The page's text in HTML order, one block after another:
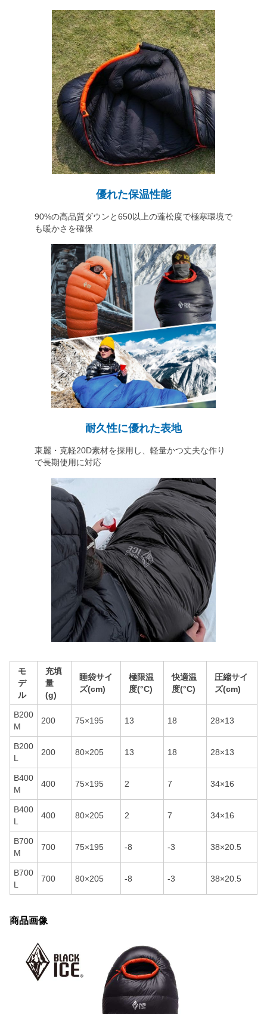
優れた保温性能
90%の高品質ダウンと650以上の蓬松度で極寒環境で
も暖かさを確保
耐久性に優れた表地
東麗・克軽20D素材を採用し、軽量かつ丈夫な作り
で長期使用に対応
モ
デ
ル
充填
量
(g)
睡袋サイ
ズ(cm)
極限温
度(°C)
快適温
度(°C)
圧縮サイ
ズ(cm)
B200
M
200 75×195 13 18 28×13
B200
L
200 80×205 13 18 28×13
B400
M
400 75×195 2 7 34×16
B400
L
400 80×205 2 7 34×16
B700
M
700 75×195 -8 -3 38×20.5
B700
L
700 80×205 -8 -3 38×20.5
商品画像